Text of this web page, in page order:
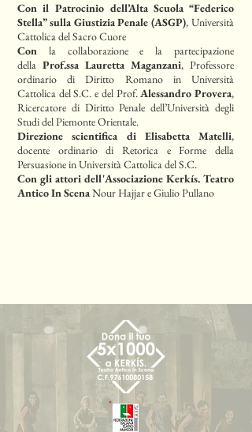
Con il Patrocinio dell’Alta Scuola “Federico
Stella” sulla Giustizia Penale (ASGP), Università
Cattolica del Sacro Cuore
Con la collaborazione e la partecipazione
della Prof.ssa Lauretta Maganzani, Professore
ordinario di Diritto Romano in Università
Cattolica del S.C. e del Prof.Alessandro Provera,
Ricercatore di Diritto Penale dell’Università degli
Studi del Piemonte Orientale.
Direzione scientifica di Elisabetta Matelli,
docente ordinario di Retorica e Forme della
Persuasione in Università Cattolica del S.C.
Con gli attori dell'Associazione Kerkís. Teatro
Antico In ScenaNour Hajjar e Giulio Pullano